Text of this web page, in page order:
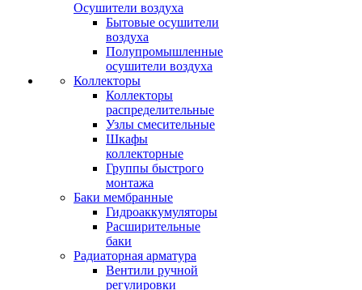
Осушители воздуха
Бытовые осушители
воздуха
Полупромышленные
осушители воздуха
Коллекторы
Коллекторы
распределительные
Узлы смесительные
Шкафы
коллекторные
Группы быстрого
монтажа
Баки мембранные
Гидроаккумуляторы
Расширительные
баки
Радиаторная арматура
Вентили ручной
регулировки